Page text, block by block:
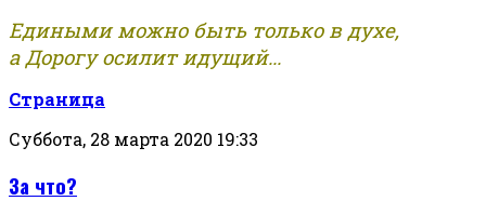
Едиными можно быть только в духе,
а Дорогу осилит идущий...
Страница
Суббота, 28 марта 2020 19:33
За что?